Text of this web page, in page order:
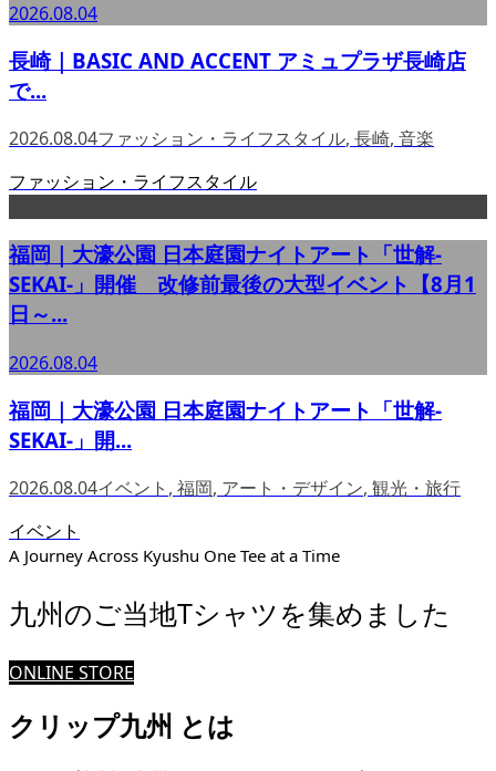
2026.08.04
長崎｜BASIC AND ACCENT アミュプラザ長崎店
で...
2026.08.04ファッション・ライフスタイル, 長崎, 音楽
ファッション・ライフスタイル
福岡｜大濠公園 日本庭園ナイトアート「世解-
SEKAI-」開催 改修前最後の大型イベント【8月1
日～...
2026.08.04
福岡｜大濠公園 日本庭園ナイトアート「世解-
SEKAI-」開...
2026.08.04イベント , 福岡, アート・デザイン, 観光・旅行
イベント
A Journey Across Kyushu One Tee at a Time
九州のご当地Tシャツを集めました
ONLINE STORE
クリップ九州 とは